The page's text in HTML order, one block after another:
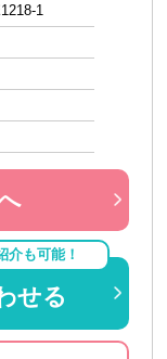
1
介も可能！
せる